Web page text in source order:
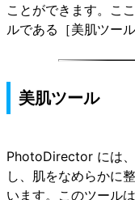
ことができます。こ
ルである［美肌ツー
美肌ツール
PhotoDirector には
し、肌をなめらかに
います。このツール